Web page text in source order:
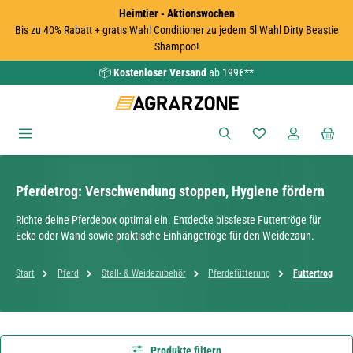
Heimtier - Aktionswochen
Bis zu 40% Rabatt + gratis Wahl Conditioner zu jedem 5l Wahl Dirty Beastie
Shampoo!
📦Kostenloser Versand ab 199€**
Du hast 0
Pferdetrog: Verschwendung stoppen, Hygiene fördern
Richte deine Pferdebox optimal ein. Entdecke bissfeste Futtertröge für
Ecke oder Wand sowie praktische Einhängetröge für den Weidezaun.
Start Pferd Stall- & Weidezubehör Pferdefütterung Futtertrog